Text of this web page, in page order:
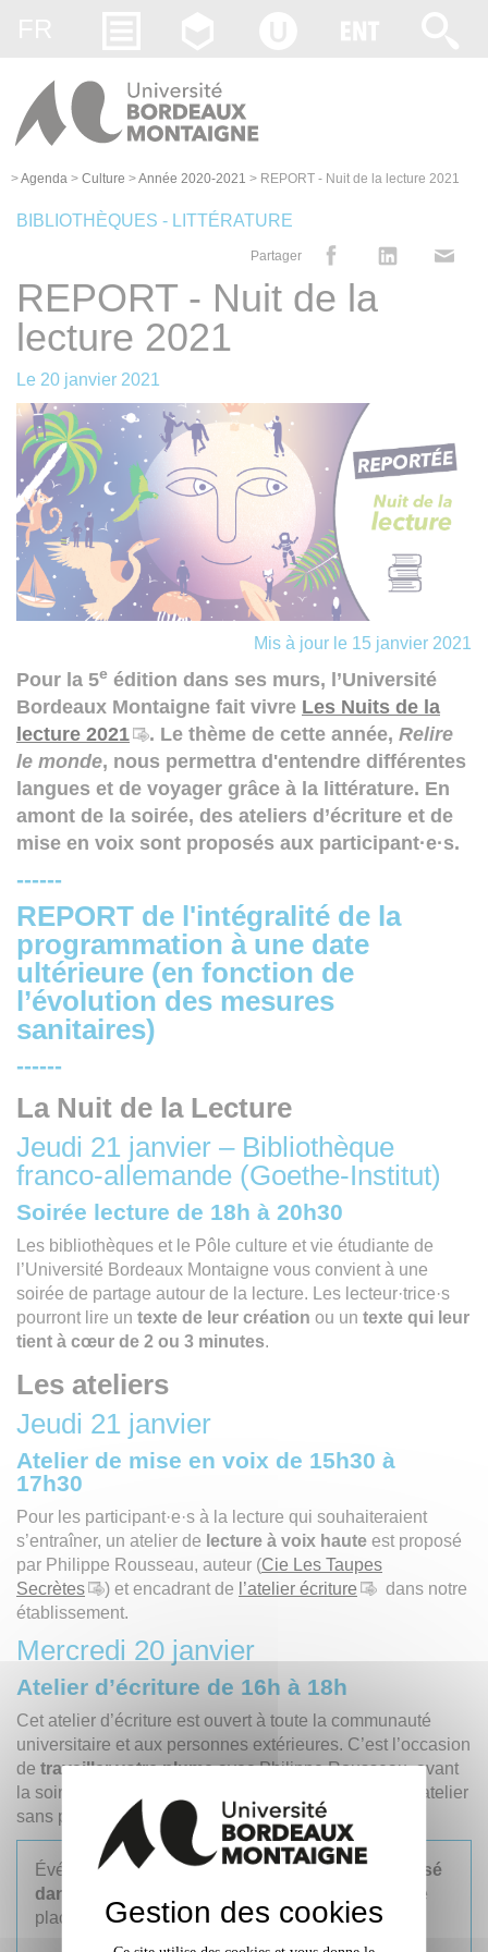
>Agenda > Culture >Année 2020-2021 > REPORT - Nuit de la lecture 2021
BIBLIOTHÈQUES - LITTÉRATURE
Partager
REPORT - Nuit de la
lecture 2021
Le 20 janvier 2021
Mis à jour le 15 janvier 2021
Pour la 5e édition dans ses murs, l’Université
Bordeaux Montaigne fait vivre Les Nuits de la
lecture 2021
. Le thème de cette année, Relire
le monde, nous permettra d'entendre différentes
langues et de voyager grâce à la littérature. En
amont de la soirée, des ateliers d’écriture et de
mise en voix sont proposés aux participant·e·s.
------
REPORT de l'intégralité de la
programmation à une date
ultérieure (en fonction de
l’évolution des mesures
sanitaires)
------
La Nuit de la Lecture
Jeudi 21 janvier – Bibliothèque
franco-allemande (Goethe-Institut)
Soirée lecture de 18h à 20h30
Les bibliothèques et le Pôle culture et vie étudiante de
l’Université Bordeaux Montaigne vous convient à une
soirée de partage autour de la lecture. Les lecteur·trice·s
pourront lire un texte de leur création ou un texte qui leur
tient à cœur de 2 ou 3 minutes.
Les ateliers
Jeudi 21 janvier
Atelier de mise en voix de 15h30 à
17h30
Pour les participant·e·s à la lecture qui souhaiteraient
s’entraîner, un atelier de lecture à voix haute est proposé
par Philippe Rousseau, auteur (Cie Les Taupes
Secrètes
) et encadrant de l’atelier écriture
dans notre
établissement.
Mercredi 20 janvier
Atelier d’écriture de 16h à 18h
Cet atelier d’écriture est ouvert à toute la communauté
universitaire et aux personnes extérieures. C’est l’occasion
de travailler votre plumeavec Philippe Rousseau, avant
la soirée de lecture. Vous pouvez vous inscrire à cet atelier
sans participer à la soirée de lecture.
Événement
gratuit ouvert à tout public et organisé
dans le respect des règles sanitaire
– nombre de
place limité.Gestion des cookies